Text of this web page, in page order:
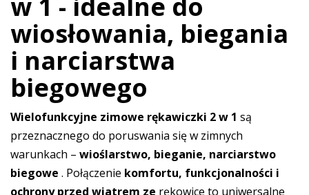
wiosłowania, biegania
i narciarstwa
biegowego
Wielofunkcyjne zimowe rękawiczki 2 w 1 są
przeznacznego do poruswania się w zimnych
warunkach – wioślarstwo, bieganie, narciarstwo
biegowe . Połączenie komfortu, funkcjonalności i
ochrony przed wiatrem ze rękowice to uniwersalne